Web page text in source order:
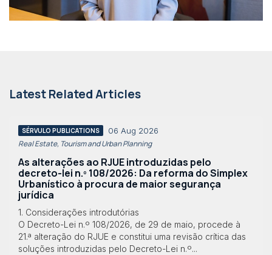
Latest Related Articles
SÉRVULO PUBLICATIONS 06 Aug 2026
Real Estate, Tourism and Urban Planning
As alterações ao RJUE introduzidas pelo
decreto-lei n.º 108/2026: Da reforma do Simplex
Urbanístico à procura de maior segurança
jurídica
1. Considerações introdutórias
O Decreto-Lei n.º 108/2026, de 29 de maio, procede à
21.ª alteração do RJUE e constitui uma revisão crítica das
soluções introduzidas pelo Decreto-Lei n.º...